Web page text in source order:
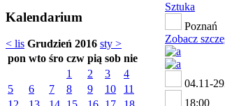
Kalendarium
< lis Grudzień 2016 sty >
pon wto śro czw pią sob nie
1
2 3
4
5
6 7 8 9 10
11
Sztuka
Poznań
Zobacz
04.11-
18:00